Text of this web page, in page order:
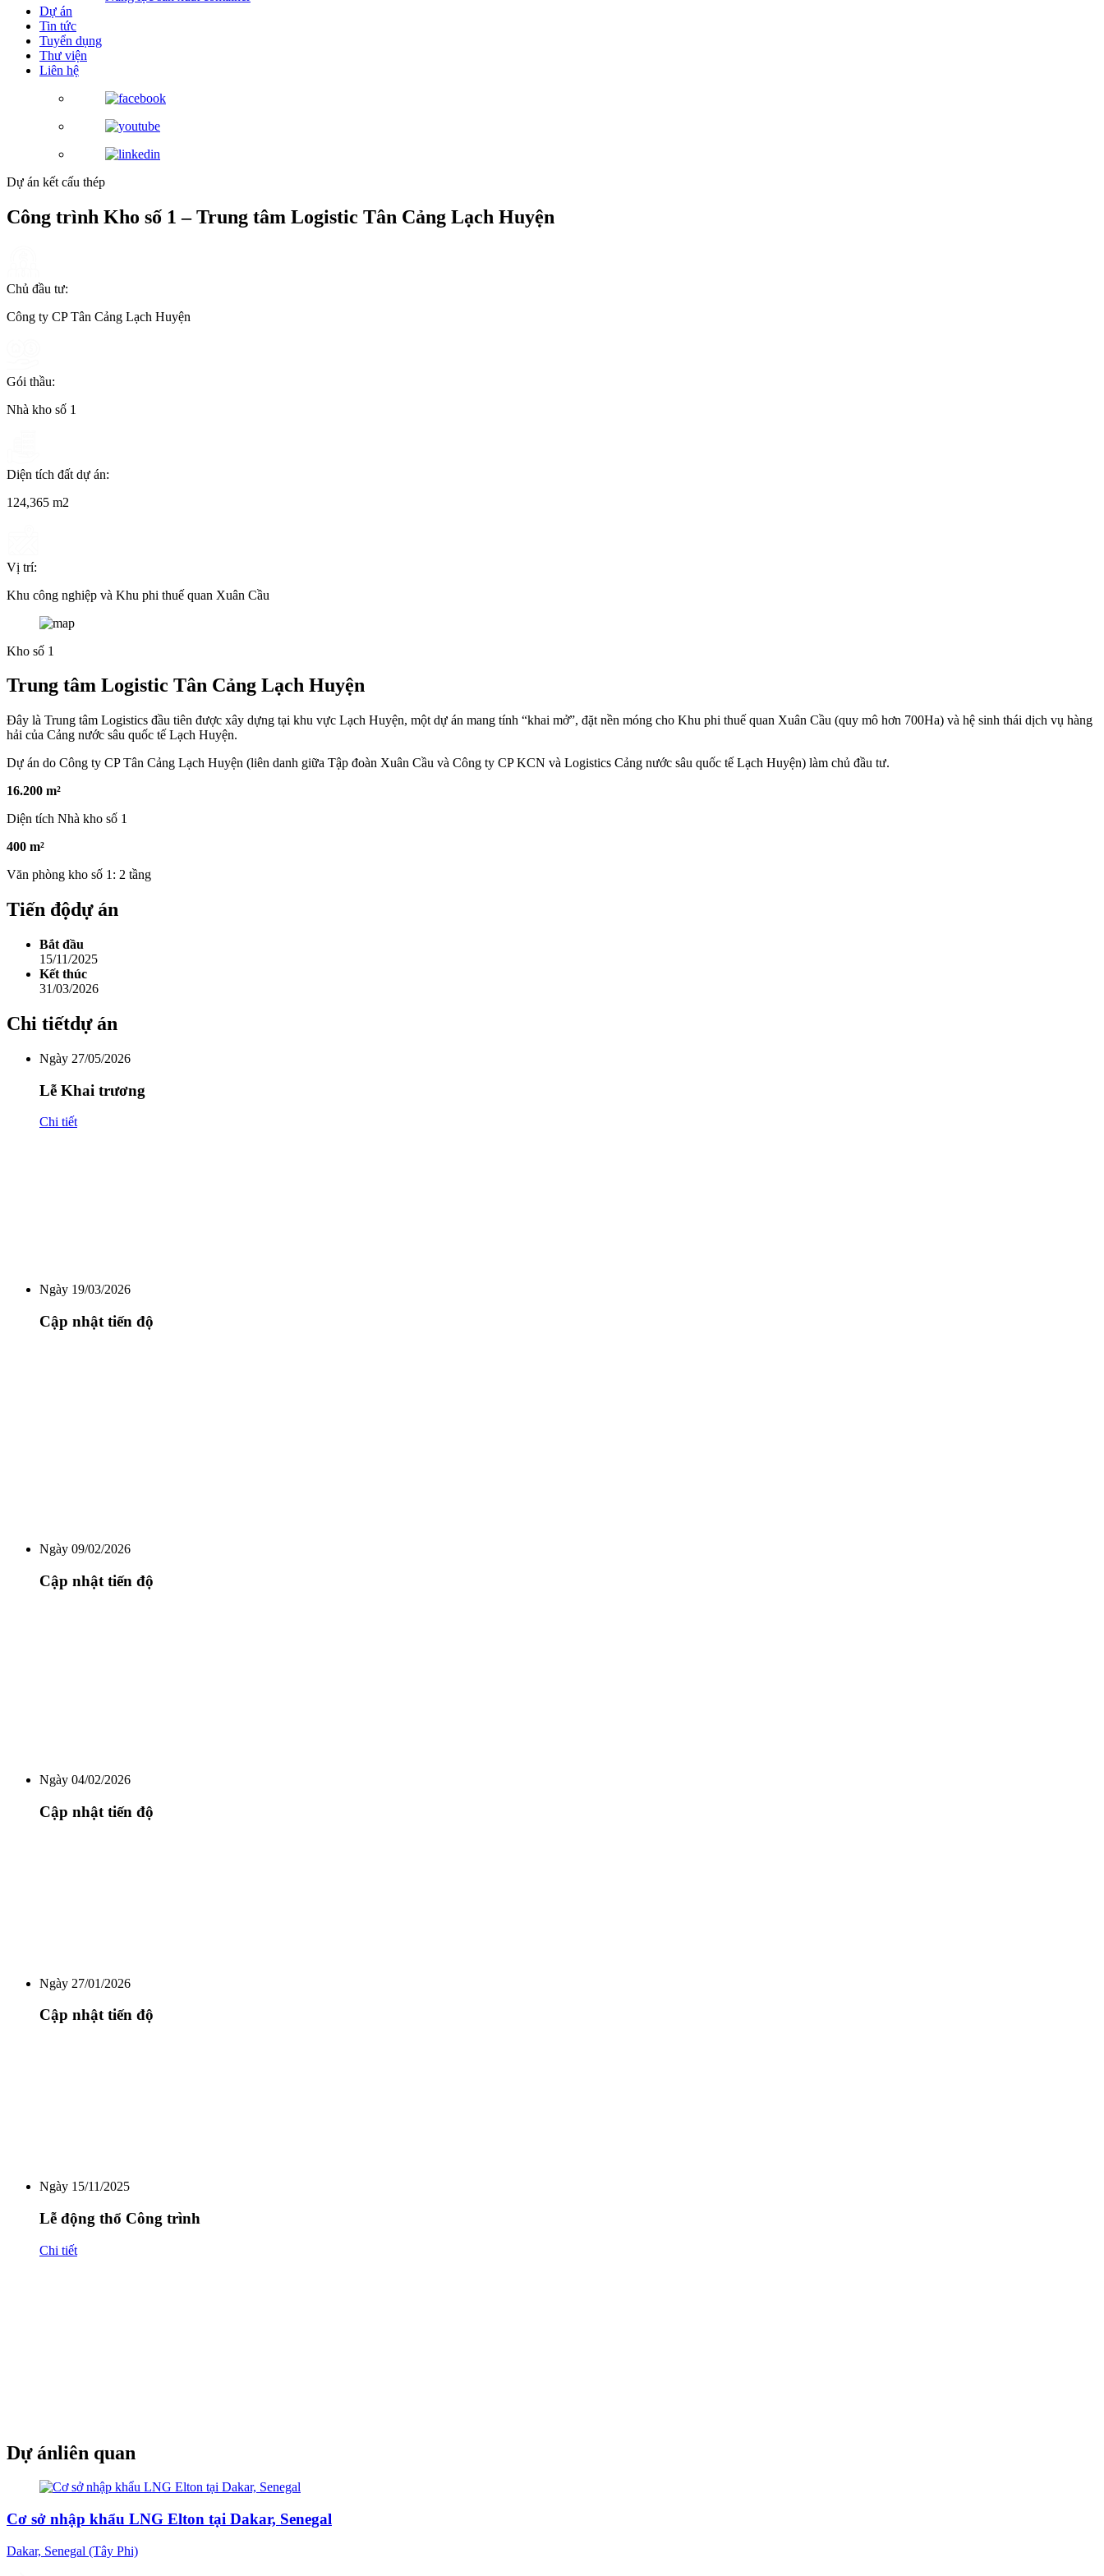
Dự án
Tin tức
Tuyển dụng
Thư viện
Liên hệ
Dự án kết cấu thép
Công trình Kho số 1 – Trung tâm Logistic Tân Cảng Lạch Huyện
Chủ đầu tư:
Công ty CP Tân Cảng Lạch Huyện
Gói thầu:
Nhà kho số 1
Diện tích đất dự án:
124,365 m2
Vị trí:
Khu công nghiệp và Khu phi thuế quan Xuân Cầu
Kho số 1
Trung tâm Logistic Tân Cảng Lạch Huyện
Đây là Trung tâm Logistics đầu tiên được xây dựng tại khu vực Lạch Huyện, một dự án mang tính “khai mở”, đặt nền móng cho Khu phi thuế quan Xuân Cầu (quy mô hơn 700Ha) và hệ sinh thái dịch vụ hàng
hải của Cảng nước sâu quốc tế Lạch Huyện.
Dự án do Công ty CP Tân Cảng Lạch Huyện (liên danh giữa Tập đoàn Xuân Cầu và Công ty CP KCN và Logistics Cảng nước sâu quốc tế Lạch Huyện) làm chủ đầu tư.
16.200 m²
Diện tích Nhà kho số 1
400 m²
Văn phòng kho số 1: 2 tầng
Tiến độdự án
Bắt đầu
15/11/2025
Kết thúc
31/03/2026
Chi tiếtdự án
Ngày 27/05/2026
Lễ Khai trương
Chi tiết
Ngày 19/03/2026
Cập nhật tiến độ
Ngày 09/02/2026
Cập nhật tiến độ
Ngày 04/02/2026
Cập nhật tiến độ
Ngày 27/01/2026
Cập nhật tiến độ
Ngày 15/11/2025
Lễ động thổ Công trình
Chi tiết
Dự ánliên quan
Cơ sở nhập khẩu LNG Elton tại Dakar, Senegal
Dakar, Senegal (Tây Phi)